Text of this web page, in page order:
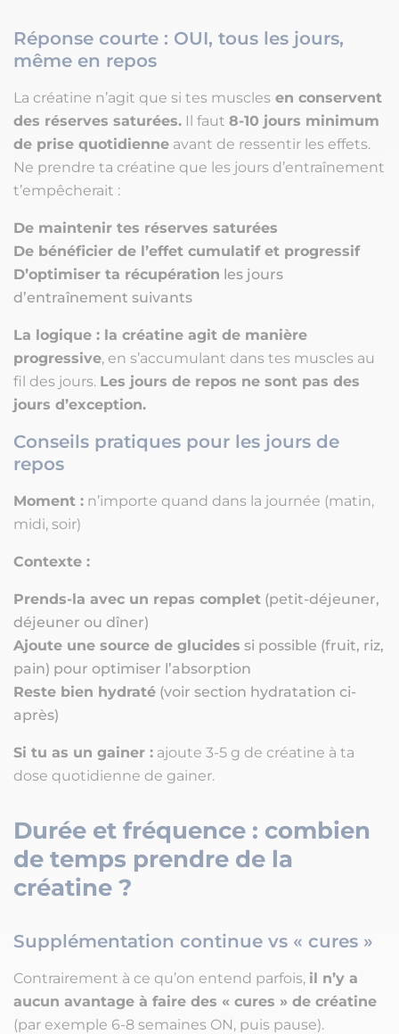
Réponse courte : OUI, tous les jours,
même en repos
La créatine n’agit que si tes muscles en conservent
des réserves saturées. Il faut 8-10 jours minimum
de prise quotidienne avant de ressentir les effets.
Ne prendre ta créatine que les jours d’entraînement
t’empêcherait :
De maintenir tes réserves saturées
De bénéficier de l’effet cumulatif et progressif
D’optimiser ta récupération les jours
d’entraînement suivants
La logique : la créatine agit de manière
progressive, en s’accumulant dans tes muscles au
fil des jours. Les jours de repos ne sont pas des
jours d’exception.
Conseils pratiques pour les jours de
repos
Moment : n’importe quand dans la journée (matin,
midi, soir)
Contexte :
Prends-la avec un repas complet (petit-déjeuner,
déjeuner ou dîner)
Ajoute une source de glucides si possible (fruit, riz,
pain) pour optimiser l’absorption
Reste bien hydraté (voir section hydratation ci-
après)
Si tu as un gainer : ajoute 3-5 g de créatine à ta
dose quotidienne de gainer.
Durée et fréquence : combien
de temps prendre de la
créatine ?
Supplémentation continue vs « cures »
Contrairement à ce qu’on entend parfois, il n’y a
aucun avantage à faire des « cures » de créatine
(par exemple 6-8 semaines ON, puis pause).